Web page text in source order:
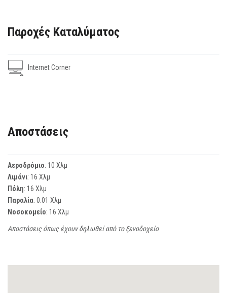
Παροχές Καταλύματος
Internet Corner
Αποστάσεις
Αεροδρόμιο: 10 Χλμ
Λιμάνι: 16 Χλμ
Πόλη: 16 Χλμ
Παραλία: 0.01 Χλμ
Νοσοκομείο: 16 Χλμ
Αποστάσεις όπως έχουν δηλωθεί από το ξενοδοχείο